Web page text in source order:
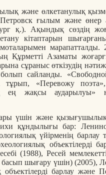
және өлкетанулық
ғылым және өнер
қ.). Ақындық сөздің
кітаптарын
Құрметті Азаматы
сұраныс өткізудің
сайланды.
тұрып, «Перевожу
ең жақсы аударылуы»
үшін және
құндылығы бар:
үйірменің
объектілерді
(1988), Ресей
басып шығару үшін) (2005),
объектілерді барлау